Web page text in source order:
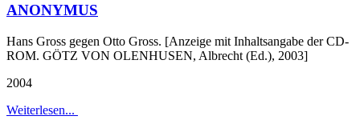
ANONYMUS
Hans Gross gegen Otto Gross. [Anzeige mit Inhaltsangabe der CD-
ROM. GÖTZ VON OLENHUSEN, Albrecht (Ed.), 2003]
2004
Weiterlesen...